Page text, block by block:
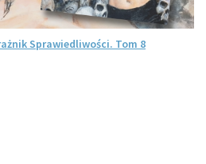
Sprawiedliwości. Tom 8